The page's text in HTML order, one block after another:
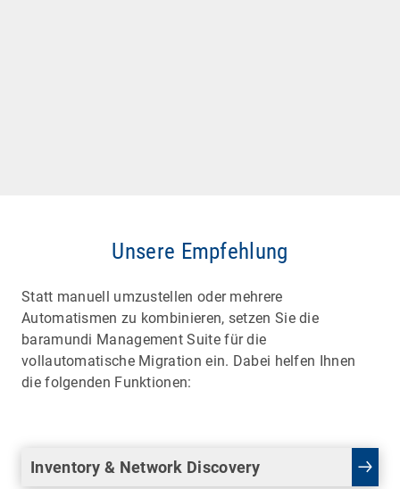
Unsere Empfehlung
Statt manuell umzustellen oder mehrere
Automatismen zu kombinieren, setzen Sie die
baramundi Management Suite für die
vollautomatische Migration ein. Dabei helfen Ihnen
die folgenden Funktionen:
Inventory & Network Discovery